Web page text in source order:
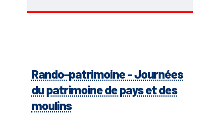
Rando-patrimoine - Journées
du patrimoine de pays et des
moulins